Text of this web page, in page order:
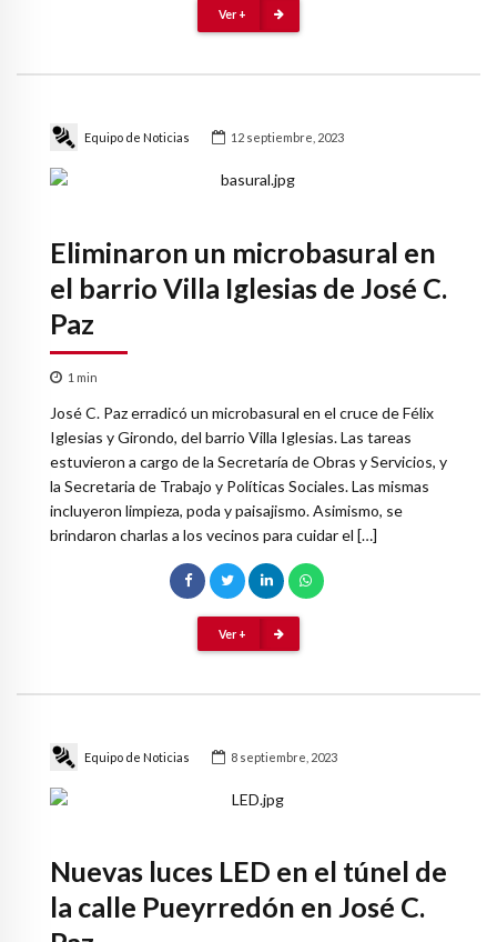
Ver +
Equipo de Noticias 12 septiembre, 2023
Eliminaron un microbasural en
el barrio Villa Iglesias de José C.
Paz
1 min
José C. Paz erradicó un microbasural en el cruce de Félix
Iglesias y Girondo, del barrio Villa Iglesias. Las tareas
estuvieron a cargo de la Secretaría de Obras y Servicios, y
la Secretaria de Trabajo y Políticas Sociales. Las mismas
incluyeron limpieza, poda y paisajismo. Asimismo, se
brindaron charlas a los vecinos para cuidar el […]
Ver +
Equipo de Noticias 8 septiembre, 2023
Nuevas luces LED en el túnel de
la calle Pueyrredón en José C.